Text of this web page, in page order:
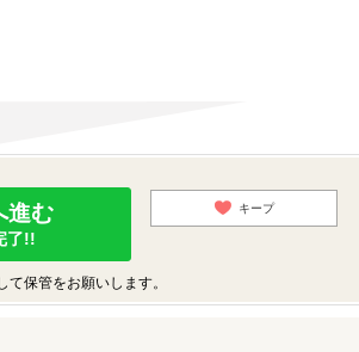
進む
了!!
キープ
保管をお願いします。